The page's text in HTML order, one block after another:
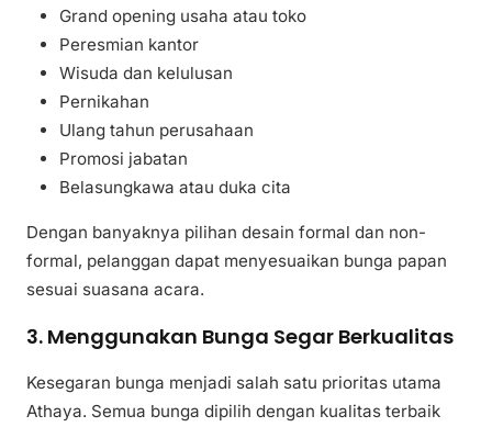
Grand opening usaha atau toko
Peresmian kantor
Wisuda dan kelulusan
Pernikahan
Ulang tahun perusahaan
Promosi jabatan
Belasungkawa atau duka cita
Dengan banyaknya pilihan desain formal dan non-
formal, pelanggan dapat menyesuaikan bunga papan
sesuai suasana acara.
3. Menggunakan Bunga Segar Berkualitas
Kesegaran bunga menjadi salah satu prioritas utama
Athaya. Semua bunga dipilih dengan kualitas terbaik